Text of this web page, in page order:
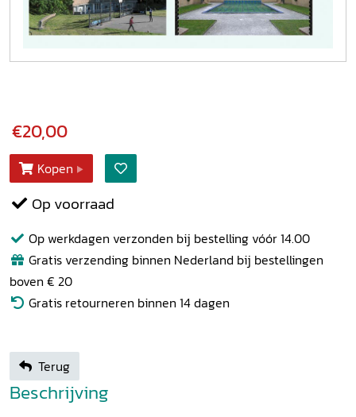
€20,00
Kopen
Op voorraad
Op werkdagen verzonden bij bestelling vóór 14.00
Gratis verzending binnen Nederland bij bestellingen
boven € 20
Gratis retourneren binnen 14 dagen
Terug
Beschrijving